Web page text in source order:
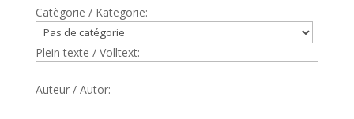
Catègorie / Kategorie:
Plein texte / Volltext:
Auteur / Autor: